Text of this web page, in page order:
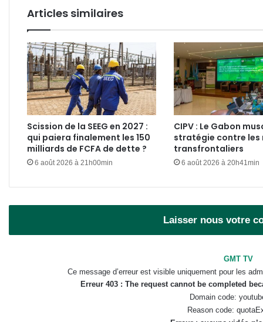
Articles similaires
Scission de la SEEG en 2027 :
qui paiera finalement les 150
milliards de FCFA de dette ?
6 août 2026 à 21h00min
CIPV : Le Gabon
stratégie contre les
transfrontaliers
6 août 2026 à 20h41min
Laisser nous votre
GMT TV
Ce message d’erreur est visible uniquement pour les
Erreur 403 : The request cannot be completed
Domain code:
Reason code: